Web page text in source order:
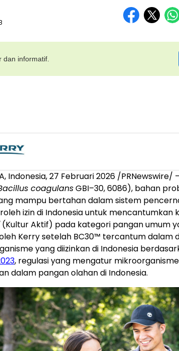
dan informatif.
Indonesia, 27 Februari 2026 /PRNewswire/
coagulansGBI–30, 6086), bahan
mampu bertahan dalam sistem
izin di Indonesia untuk mencantumkan
(Kultur Aktif) pada kategori pangan umum
Kerry setelah BC30™ tercantum dalam
yang diizinkan di Indonesia
, regulasi yang mengatur
dalam pangan olahan di Indonesia.